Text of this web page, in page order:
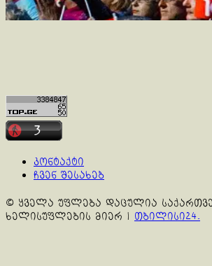
კონტაქტი
ჩვენ შესახებ
© ყველა უფლება დაცულია
ხელისუფლების მიერ | თბილისი24.